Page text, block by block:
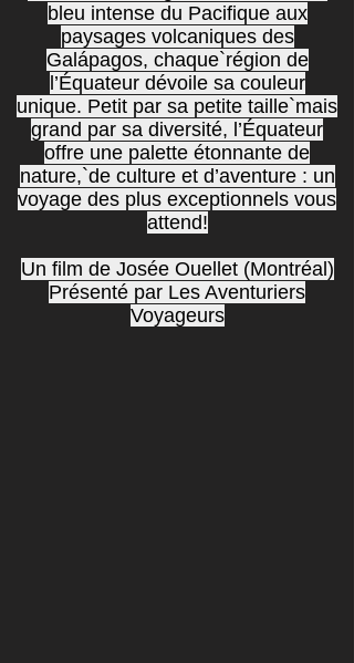
bleu intense du Pacifique aux
paysages volcaniques des
Galápagos, chaque`région de
l’Équateur dévoile sa couleur
unique. Petit par sa petite taille`mais
grand par sa diversité, l’Équateur
offre une palette étonnante de
nature,`de culture et d’aventure : un
voyage des plus exceptionnels vous
attend!
Un film de Josée Ouellet (Montréal)
Présenté par Les Aventuriers
Voyageurs